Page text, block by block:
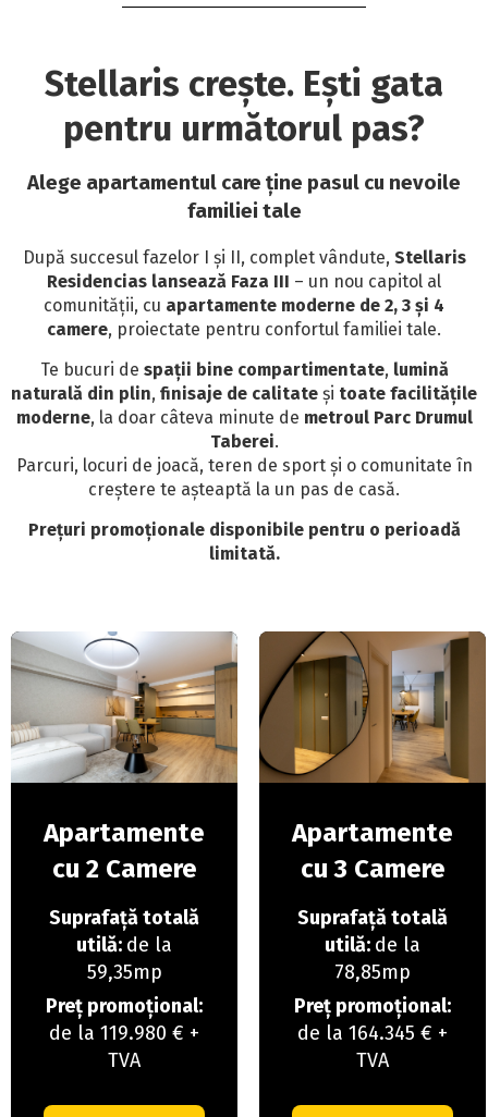
Stellaris crește. Ești gata
pentru următorul pas?
Alege apartamentul care ține pasul cu nevoile
familiei tale
După succesul fazelor I și II, complet vândute, Stellaris
Residencias lansează Faza III – un nou capitol al
comunității, cu apartamente moderne de 2, 3 și 4
camere, proiectate pentru confortul familiei tale.
Te bucuri de spații bine compartimentate, lumină
naturală din plin, finisaje de calitate și toate facilitățile
moderne, la doar câteva minute de metroul Parc Drumul
Taberei.
Parcuri, locuri de joacă, teren de sport și o comunitate în
creștere te așteaptă la un pas de casă.
Prețuri promoționale disponibile pentru o perioadă
limitată.
Apartamente
cu 2 Camere
Suprafață totală
utilă: de la
59,35mp
Preț promoțional:
de la 119.980 € +
TVA
Apartamente
cu 3 Camere
Suprafață totală
utilă: de la
78,85mp
Preț promoțional:
de la 164.345 € +
TVA